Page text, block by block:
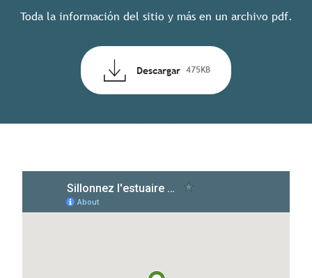
Toda la información del sitio y más en un archivo pdf.
Descargar 475KB